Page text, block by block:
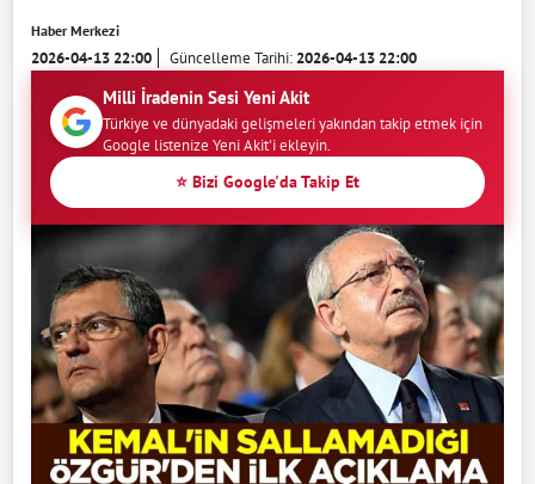
Haber Merkezi
2026-04-13 22:00 Güncelleme Tarihi:2026-04-13 22:00
Milli İradenin Sesi Yeni Akit
Türkiye ve dünyadaki gelişmeleri yakından takip etmek için
Google listenize Yeni Akit'i ekleyin.
⭐ Bizi Google'da Takip Et